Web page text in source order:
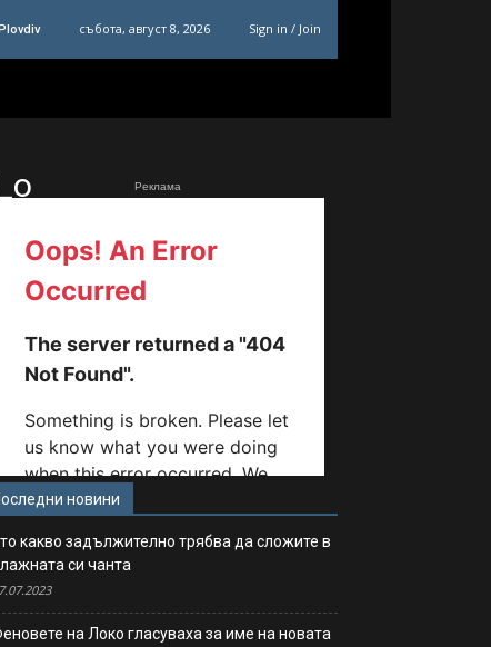
събота, август 8, 2026 Sign in / Join
Реклама
новини
какво задължително трябва да сложите в
си чанта
на Локо гласуваха за име на новата